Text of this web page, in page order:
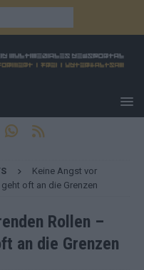
Keine Angst vor
oft an die Grenzen
Rollen –
an die Grenzen